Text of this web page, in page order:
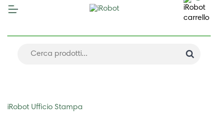
iRobot Ufficio Stampa